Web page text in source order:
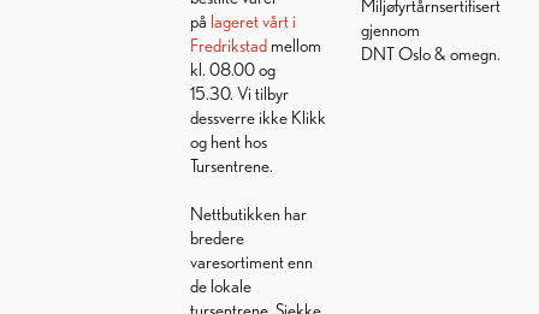
på lageret vårt i
Fredrikstadmellom
kl. 08.00 og
15.30. Vi tilbyr
dessverre ikke Klikk
og hent hos
Tursentrene.
Nettbutikken har
bredere
varesortiment enn
de lokale
Miljøfyrtårnsertifisert
gjennom
DNT Oslo & omegn.